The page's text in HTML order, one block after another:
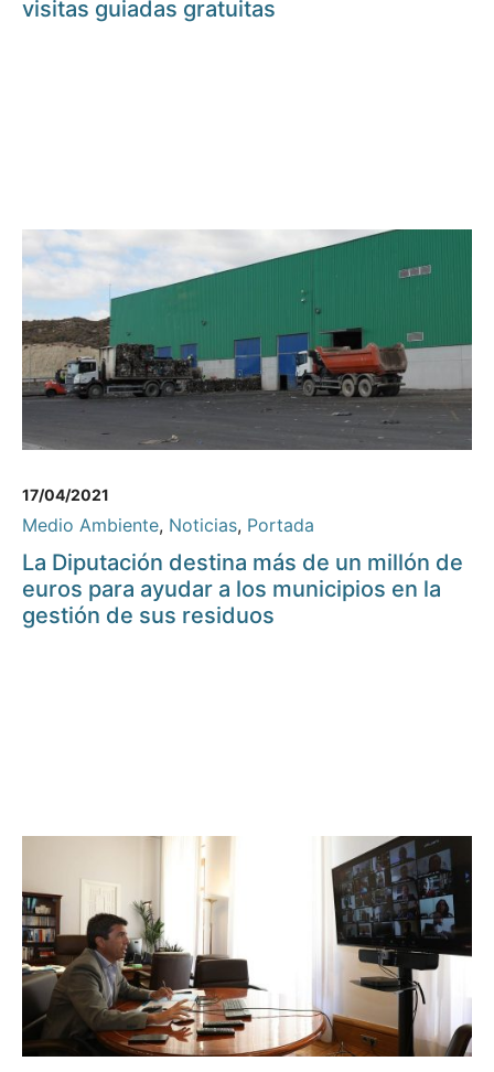
visitas guiadas gratuitas
17/04/2021
Medio Ambiente, Noticias, Portada
La Diputación destina más de un millón de
euros para ayudar a los municipios en la
gestión de sus residuos